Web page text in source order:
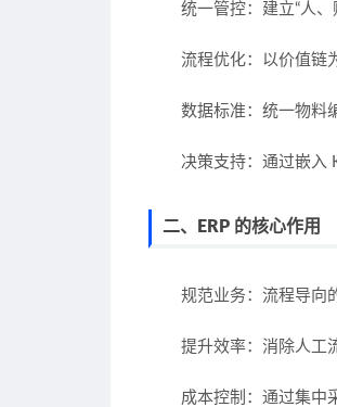
统一管控：建立“人
流程优化：以价值链
数据标准 ：统一物料
决策支持：通过嵌入
二、ERP 的核心作用
规范业务 ：流程导向
提升效率：消除人工
成本控制 ：通过集中